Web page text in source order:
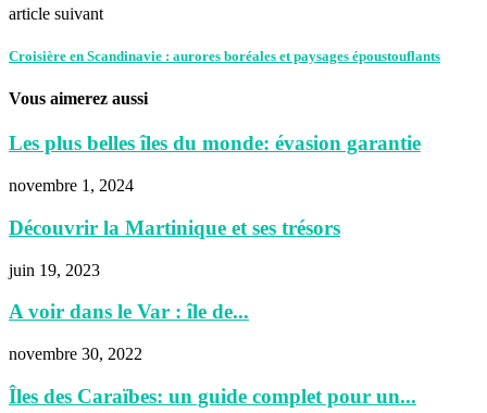
article suivant
Croisière en Scandinavie : aurores boréales et paysages époustouflants
Vous aimerez aussi
Les plus belles îles du monde: évasion garantie
novembre 1, 2024
Découvrir la Martinique et ses trésors
juin 19, 2023
A voir dans le Var : île de...
novembre 30, 2022
Îles des Caraïbes: un guide complet pour un...